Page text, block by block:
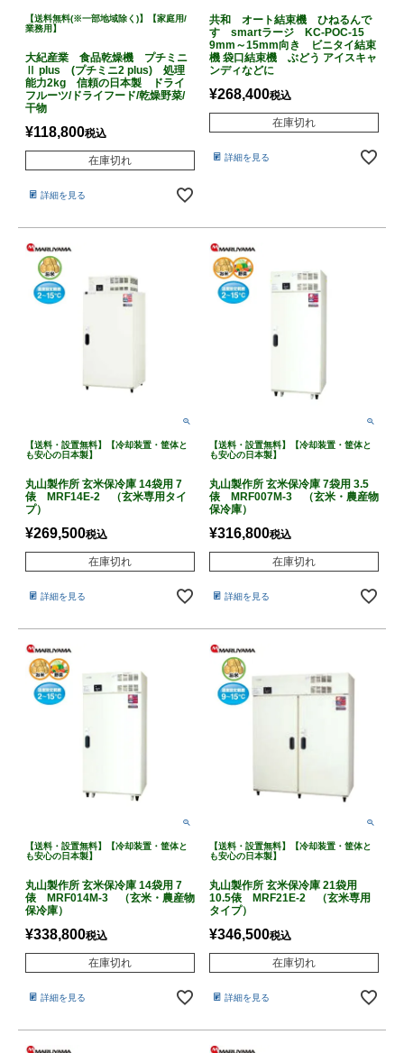
【送料無料(※一部地域除く)】【家庭用/
業務用】
大紀産業 食品乾燥機 プチミニ
Ⅱ plus (プチミニ2 plus) 処理
能力2kg 信頼の日本製 ドライ
フルーツ/ドライフード/乾燥野菜/
干物
¥118,800税込
在庫切れ
詳細を見る
共和 オート結束機 ひねるんで
す smartラージ KC-POC-15
9mm～15mm向き ビニタイ結束
機 袋口結束機 ぶどう アイスキャ
ンディなどに
¥268,400税込
在庫切れ
詳細を見る
【送料・設置無料】【冷却装置・筐体と
も安心の日本製】
丸山製作所 玄米保冷庫 14袋用 7
俵 MRF14E-2 （玄米専用タイ
プ）
¥269,500税込
在庫切れ
詳細を見る
【送料・設置無料】【冷却装置・筐体と
も安心の日本製】
丸山製作所 玄米保冷庫 7袋用 3.5
俵 MRF007M-3 （玄米・農産物
保冷庫）
¥316,800税込
在庫切れ
詳細を見る
【送料・設置無料】【冷却装置・筐体と
も安心の日本製】
丸山製作所 玄米保冷庫 14袋用 7
俵 MRF014M-3 （玄米・農産物
保冷庫）
¥338,800税込
在庫切れ
詳細を見る
【送料・設置無料】【冷却装置・筐体と
も安心の日本製】
丸山製作所 玄米保冷庫 21袋用
10.5俵 MRF21E-2 （玄米専用
タイプ）
¥346,500税込
在庫切れ
詳細を見る